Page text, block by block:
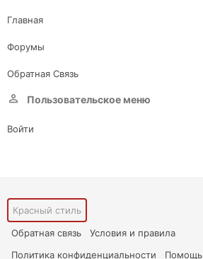
Главная
Форумы
Обратная Связь
Пользовательское меню
Войти
Красный стиль
Обратная связь
Условия и правила
Политика конфиденциальности
Помощь